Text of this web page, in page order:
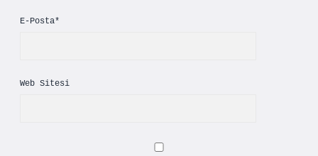
E-Posta*
Web Sitesi